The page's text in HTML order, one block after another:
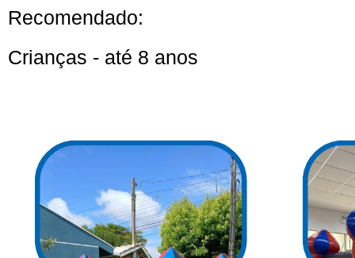
Recomendado:
Crianças - até 8 anos